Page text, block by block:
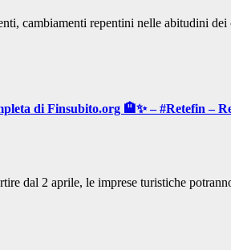
cambiamenti repentini nelle abitudini
di Finsubito.org 🏨✨ – #Retefin –
dal 2 aprile, le imprese turistiche